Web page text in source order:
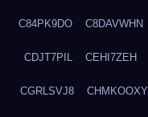
C84PK9DO C8DAVWHN
CDJT7PIL CEHI7ZEH
CGRLSVJ8 CHMKOOXY